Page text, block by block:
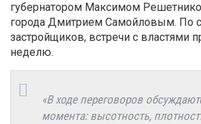
губернатором Максимом
города Дмитрием Самойловым. По
застройщиков, встречи с властями
неделю.
«В ходе переговоров
момента: высотность,